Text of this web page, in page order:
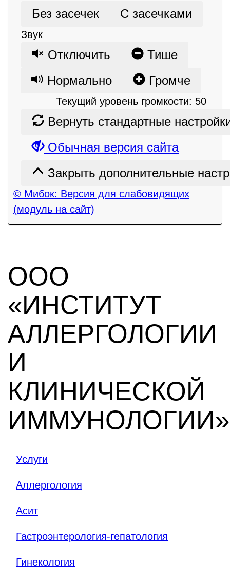
Без засечек С засечками
Звук
Отключить
Тише
Нормально
Громче
Текущий уровень громкости: 50
Вернуть стандартные
Обычная версия сайта
Закрыть дополнительные
© Мибок: Версия для слабовидящих
(модуль на сайт)
ООО
«ИНСТИТУТ
АЛЛЕРГОЛОГИИ
И
КЛИНИЧЕСКОЙ
ИММУНОЛОГИИ»
Услуги
Аллергология
Асит
Гастроэнтерология-гепатология
Гинекология